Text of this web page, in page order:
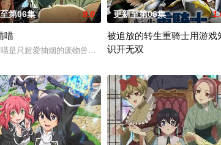
平凡的中学生平太郎和两个好友燕和广志展开，三人被称为
，人们生来就背负着等级与既定使命。战士、格斗家、僧
第06集 9.0
喵
是只超爱抽烟的废物兽人！因为缺乏伦理与卫生观念，不
更新至第06集
被追放的转生重骑士用游戏
识开无双